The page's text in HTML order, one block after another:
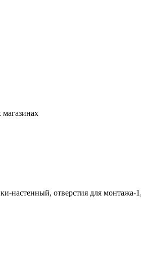
магазинах
настенный, отверстия для